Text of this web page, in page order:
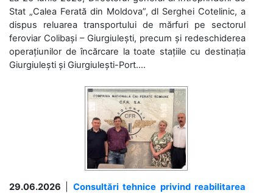
Stat „Calea Ferată din Moldova”, dl Serghei Cotelinic, a
dispus reluarea transportului de mărfuri pe sectorul
feroviar Colibași – Giurgiulești, precum și redeschiderea
operațiunilor de încărcare la toate stațiile cu destinația
Giurgiulești și Giurgiulești-Port....
29.06.2026
Consultări tehnice privind reabilitarea